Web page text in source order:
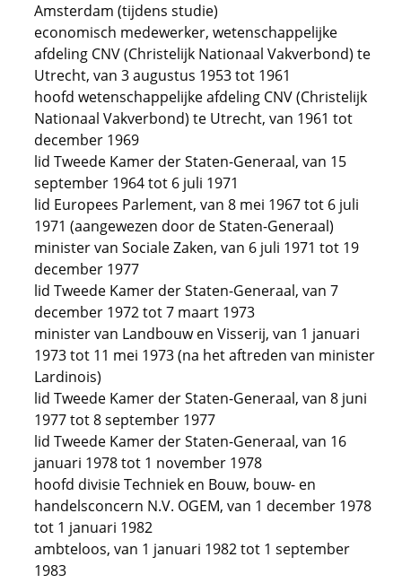
Amsterdam (tijdens studie)
economisch medewerker, wetenschappelijke
afdeling CNV (Christelijk Nationaal Vakverbond) te
Utrecht, van 3 augustus 1953 tot 1961
hoofd wetenschappelijke afdeling CNV (Christelijk
Nationaal Vakverbond) te Utrecht, van 1961 tot
december 1969
lid Tweede Kamer der Staten-Generaal, van 15
september 1964 tot 6 juli 1971
lid Europees Parlement, van 8 mei 1967 tot 6 juli
1971 (aangewezen door de Staten-Generaal)
minister van Sociale Zaken, van 6 juli 1971 tot 19
december 1977
lid Tweede Kamer der Staten-Generaal, van 7
december 1972 tot 7 maart 1973
minister van Landbouw en Visserij, van 1 januari
1973 tot 11 mei 1973 (na het aftreden van minister
Lardinois)
lid Tweede Kamer der Staten-Generaal, van 8 juni
1977 tot 8 september 1977
lid Tweede Kamer der Staten-Generaal, van 16
januari 1978 tot 1 november 1978
hoofd divisie Techniek en Bouw, bouw- en
handelsconcern N.V. OGEM, van 1 december 1978
tot 1 januari 1982
ambteloos, van 1 januari 1982 tot 1 september
1983